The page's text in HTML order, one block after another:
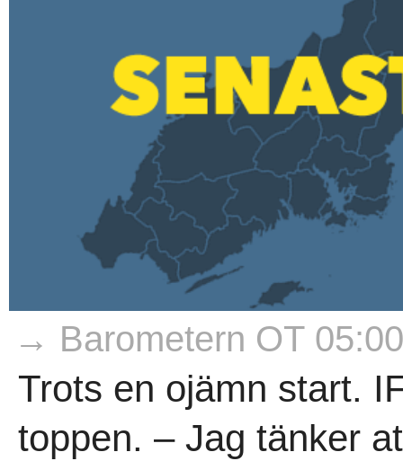
→ Barometern OT 05:00
Trots en ojämn start.
toppen. – Jag tänker